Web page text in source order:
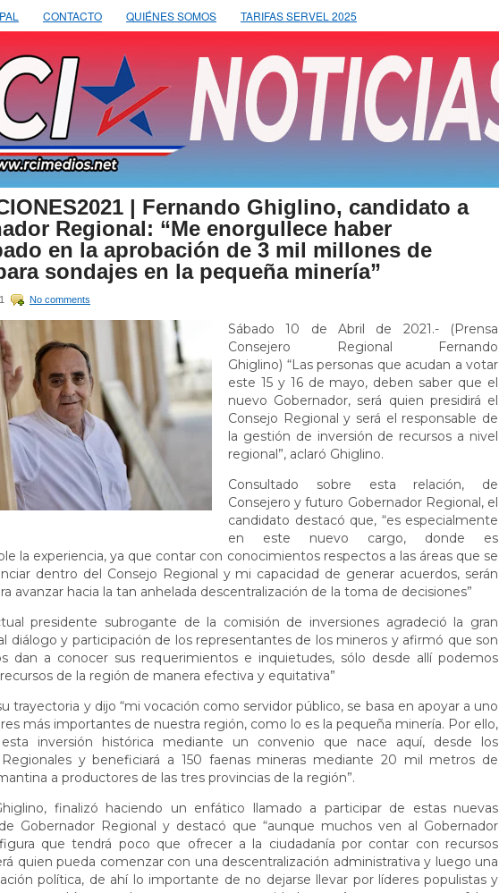
CONTACTO QUIÉNES SOMOS TARIFAS SERVEL 2025
| Fernando Ghiglino, candidato a
Regional: “Me enorgullece haber
en la aprobación de 3 mil millones de
sondajes en la pequeña minería”
No comments
Sábado 10 de Abril de 2021.- (Prensa
Consejero Regional Fernando
Ghiglino) “Las personas que acudan a votar
este 15 y 16 de mayo, deben saber que el
nuevo Gobernador, será quien presidirá el
Consejo Regional y será el responsable de
la gestión de inversión de recursos a nivel
regional”, aclaró Ghiglino.
Consultado sobre esta relación, de
Consejero y futuro Gobernador Regional, el
candidato destacó que, “es especialmente
en este nuevo cargo, donde es
la experiencia, ya que contar con conocimientos respectos a las áreas que se
dentro del Consejo Regional y mi capacidad de generar acuerdos, serán
avanzar hacia la tan anhelada descentralización de la toma de decisiones”
presidente subrogante de la comisión de inversiones agradeció la gran
diálogo y participación de los representantes de los mineros y afirmó que son
dan a conocer sus requerimientos e inquietudes, sólo desde allí podemos
de la región de manera efectiva y equitativa”
trayectoria y dijo “mi vocación como servidor público, se basa en apoyar a uno
más importantes de nuestra región, como lo es la pequeña minería. Por ello,
inversión histórica mediante un convenio que nace aquí, desde los
Regionales y beneficiará a 150 faenas mineras mediante 20 mil metros de
a productores de las tres provincias de la región”.
finalizó haciendo un enfático llamado a participar de estas nuevas
Gobernador Regional y destacó que “aunque muchos ven al Gobernador
que tendrá poco que ofrecer a la ciudadanía por contar con recursos
quien pueda comenzar con una descentralización administrativa y luego una
política, de ahí lo importante de no dejarse llevar por líderes populistas y